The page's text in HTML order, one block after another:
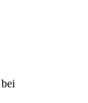
bei